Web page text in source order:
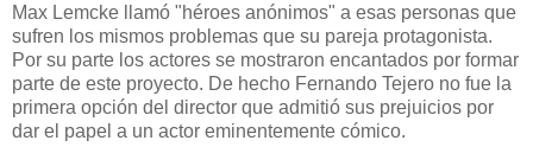
Max Lemcke llamó "héroes anónimos" a esas personas que
sufren los mismos problemas que su pareja protagonista.
Por su parte los actores se mostraron encantados por formar
parte de este proyecto. De hecho Fernando Tejero no fue la
primera opción del director que admitió sus prejuicios por
dar el papel a un actor eminentemente cómico.